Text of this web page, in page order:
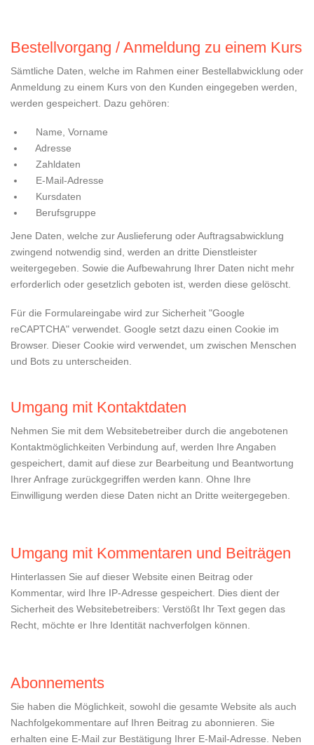
Bestellvorgang / Anmeldung zu einem Kurs
Sämtliche Daten, welche im Rahmen einer Bestellabwicklung oder
Anmeldung zu einem Kurs von den Kunden eingegeben werden,
werden gespeichert. Dazu gehören:
Name, Vorname
Adresse
Zahldaten
E-Mail-Adresse
Kursdaten
Berufsgruppe
Jene Daten, welche zur Auslieferung oder Auftragsabwicklung
zwingend notwendig sind, werden an dritte Dienstleister
weitergegeben. Sowie die Aufbewahrung Ihrer Daten nicht mehr
erforderlich oder gesetzlich geboten ist, werden diese gelöscht.
Für die Formulareingabe wird zur Sicherheit "Google
reCAPTCHA" verwendet. Google setzt dazu einen Cookie im
Browser. Dieser Cookie wird verwendet, um zwischen Menschen
und Bots zu unterscheiden.
Umgang mit Kontaktdaten
Nehmen Sie mit dem Websitebetreiber durch die angebotenen
Kontaktmöglichkeiten Verbindung auf, werden Ihre Angaben
gespeichert, damit auf diese zur Bearbeitung und Beantwortung
Ihrer Anfrage zurückgegriffen werden kann. Ohne Ihre
Einwilligung werden diese Daten nicht an Dritte weitergegeben.
Umgang mit Kommentaren und Beiträgen
Hinterlassen Sie auf dieser Website einen Beitrag oder
Kommentar, wird Ihre IP-Adresse gespeichert. Dies dient der
Sicherheit des Websitebetreibers: Verstößt Ihr Text gegen das
Recht, möchte er Ihre Identität nachverfolgen können.
Abonnements
Sie haben die Möglichkeit, sowohl die gesamte Website als auch
Nachfolgekommentare auf Ihren Beitrag zu abonnieren. Sie
erhalten eine E-Mail zur Bestätigung Ihrer E-Mail-Adresse. Neben